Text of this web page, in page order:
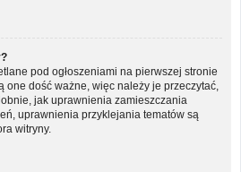
pod ogłoszeniami na pierwszej stronie
one dość ważne, więc należy je przeczytać,
jak uprawnienia zamieszczania
uprawnienia przyklejania tematów są
witryny.